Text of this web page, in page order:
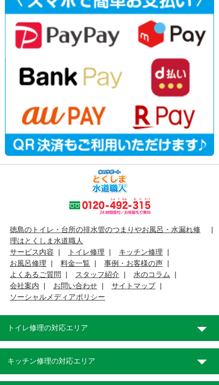
徳島のトイレ・台所の排水管のつまりやお風呂・水漏れ修
理はとくしま水道職人
サービス内容
トイレ修理
キッチン修理
お風呂修理
料金一覧
事例・お客様の声
よくあるご質問
スタッフ紹介
水のコラム
会社案内
お問い合わせ
サイトマップ
ソーシャルメディアポリシー
トイレ修理の対応エリア
キッチン修理の対応エリア